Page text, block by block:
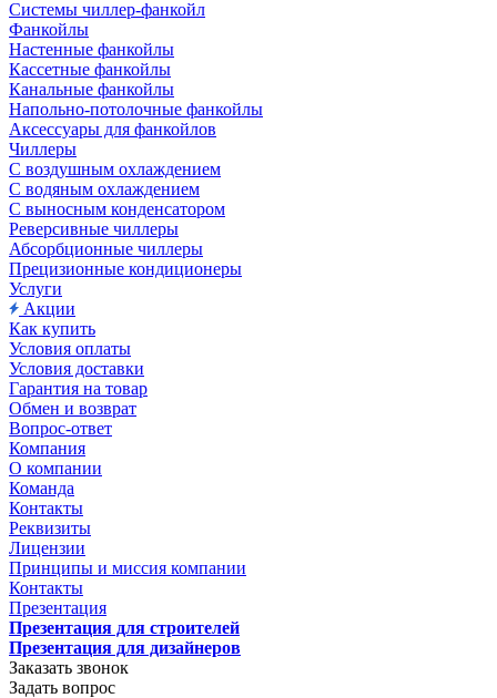
Системы чиллер-фанкойл
Фанкойлы
Настенные фанкойлы
Кассетные фанкойлы
Канальные фанкойлы
Напольно-потолочные фанкойлы
Аксессуары для фанкойлов
Чиллеры
С воздушным охлаждением
С водяным охлаждением
С выносным конденсатором
Реверсивные чиллеры
Абсорбционные чиллеры
Прецизионные кондиционеры
Услуги
Акции
Как купить
Условия оплаты
Условия доставки
Гарантия на товар
Обмен и возврат
Вопрос-ответ
Компания
О компании
Команда
Контакты
Реквизиты
Лицензии
Принципы и миссия компании
Контакты
Презентация
Презентация для строителей
Презентация для дизайнеров
Заказать звонок
Задать вопрос